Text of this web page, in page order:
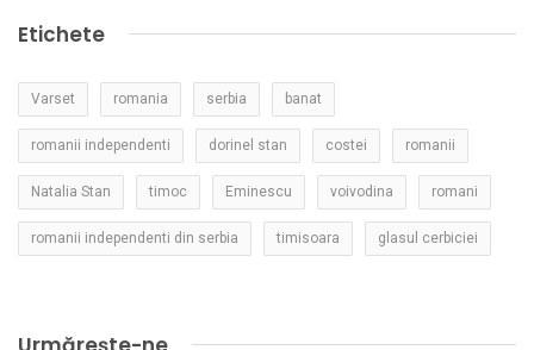
Etichete
Varset romania serbia banat
romanii independenti dorinel stan costei romanii
Natalia Stan timoc Eminescu voivodina romani
romanii independenti din serbia timisoara glasul cerbiciei